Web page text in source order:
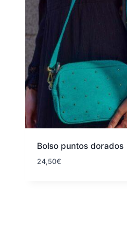
Bolso puntos dorados
24,50€